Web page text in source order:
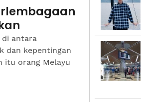
di antara
dan kepentingan
itu orang Melayu